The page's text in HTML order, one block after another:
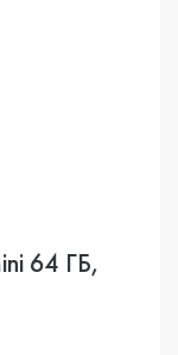
64 ГБ,